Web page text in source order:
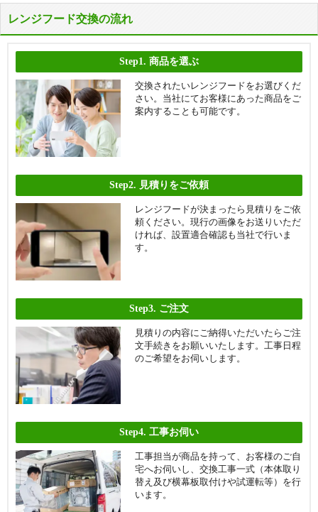
レンジフード交換の流れ
Step1. 商品を選ぶ
交換されたいレンジフードをお選びくだ
さい。当社にてお客様にあった商品をご
案内することも可能です。
Step2. 見積りをご依頼
レンジフードが決まったら見積りをご依
頼ください。現行の画像をお送りいただ
ければ、設置適合確認も当社で行いま
す。
Step3. ご注文
見積りの内容にご納得いただいたらご注
文手続きをお願いいたします。工事日程
のご希望をお伺いします。
Step4. 工事お伺い
工事担当が商品を持って、お客様のご自
宅へお伺いし、交換工事一式（本体取り
替え及び横幕板取付けや試運転等）を行
います。